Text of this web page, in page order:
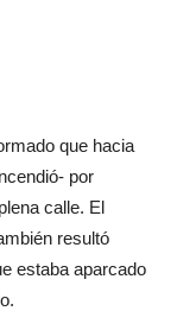
que hacia
por
calle. El
resultó
estaba aparcado